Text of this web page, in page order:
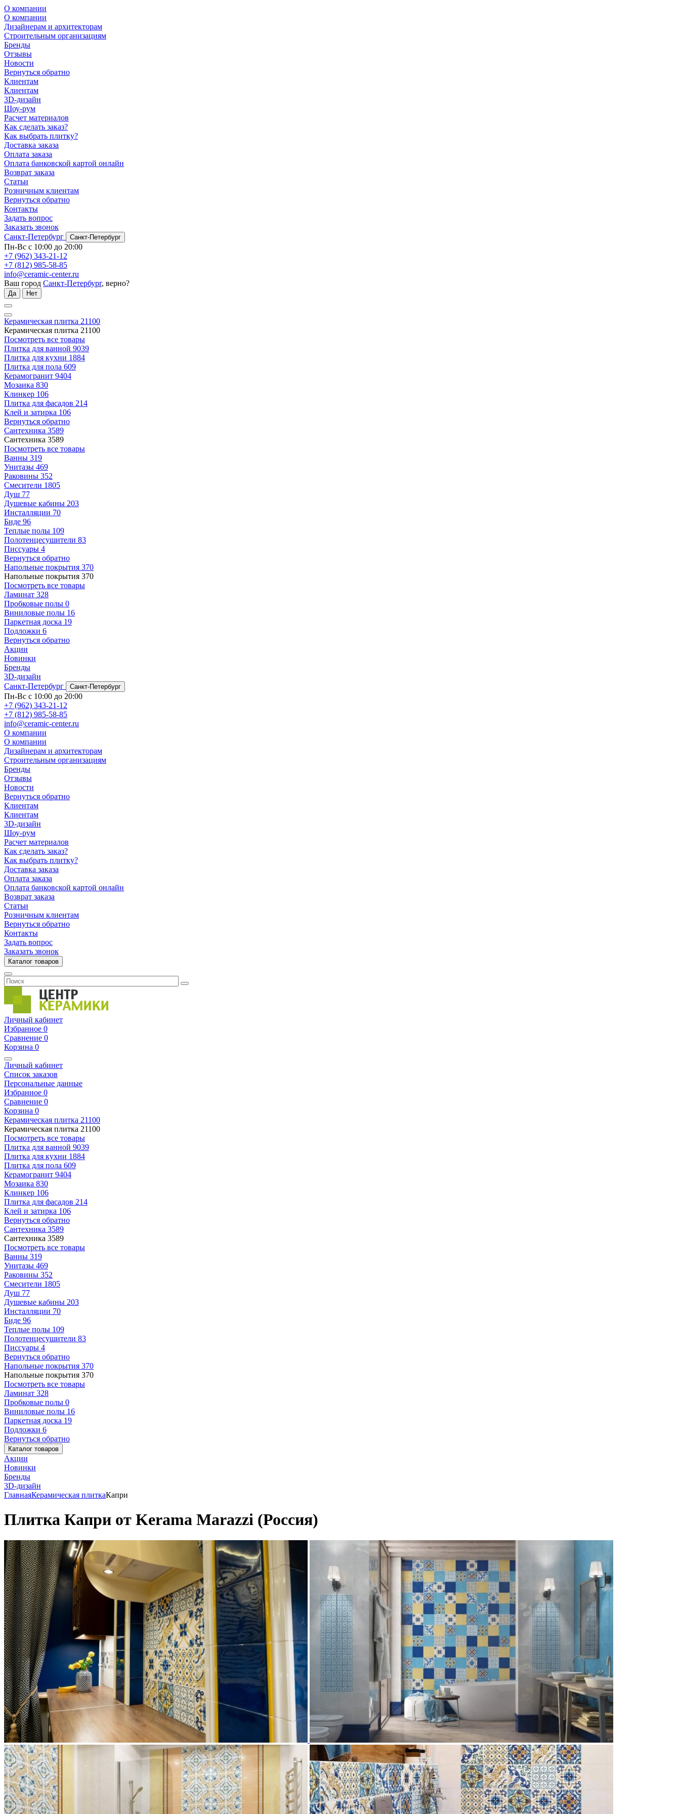
О компании
О компании
Дизайнерам и архитекторам
Строительным организациям
Бренды
Отзывы
Новости
Вернуться обратно
Клиентам
Клиентам
3D-дизайн
Шоу-рум
Расчет материалов
Как сделать заказ?
Как выбрать плитку?
Доставка заказа
Оплата заказа
Оплата банковской картой онлайн
Возврат заказа
Статьи
Розничным клиентам
Вернуться обратно
Контакты
Задать вопрос
Заказать звонок
Санкт-Петербург
Санкт-Петербург
Пн-Вс с 10:00 до 20:00
+7 (962) 343-21-12
+7 (812) 985-58-85
info@ceramic-center.ru
Ваш город Санкт-Петербург, верно?
Да Нет
Керамическая плитка 21100
Керамическая плитка 21100
Посмотреть все товары
Плитка для ванной 9039
Плитка для кухни 1884
Плитка для пола 609
Керамогранит 9404
Мозаика 830
Клинкер 106
Плитка для фасадов 214
Клей и затирка 106
Вернуться обратно
Сантехника 3589
Сантехника 3589
Посмотреть все товары
Ванны 319
Унитазы 469
Раковины 352
Смесители 1805
Душ 77
Душевые кабины 203
Инсталляции 70
Биде 96
Теплые полы 109
Полотенцесушители 83
Писсуары 4
Вернуться обратно
Напольные покрытия 370
Напольные покрытия 370
Посмотреть все товары
Ламинат 328
Пробковые полы 0
Виниловые полы 16
Паркетная доска 19
Подложки 6
Вернуться обратно
Акции
Новинки
Бренды
3D-дизайн
Санкт-Петербург
Санкт-Петербург
Пн-Вс с 10:00 до 20:00
+7 (962) 343-21-12
+7 (812) 985-58-85
info@ceramic-center.ru
О компании
О компании
Дизайнерам и архитекторам
Строительным организациям
Бренды
Отзывы
Новости
Вернуться обратно
Клиентам
Клиентам
3D-дизайн
Шоу-рум
Расчет материалов
Как сделать заказ?
Как выбрать плитку?
Доставка заказа
Оплата заказа
Оплата банковской картой онлайн
Возврат заказа
Статьи
Розничным клиентам
Вернуться обратно
Контакты
Задать вопрос
Заказать звонок
Каталог товаров
Личный кабинет
Избранное 0
Сравнение 0
Корзина 0
Личный кабинет
Список заказов
Персональные данные
Избранное 0
Сравнение 0
Корзина 0
Керамическая плитка 21100
Керамическая плитка 21100
Посмотреть все товары
Плитка для ванной 9039
Плитка для кухни 1884
Плитка для пола 609
Керамогранит 9404
Мозаика 830
Клинкер 106
Плитка для фасадов 214
Клей и затирка 106
Вернуться обратно
Сантехника 3589
Сантехника 3589
Посмотреть все товары
Ванны 319
Унитазы 469
Раковины 352
Смесители 1805
Душ 77
Душевые кабины 203
Инсталляции 70
Биде 96
Теплые полы 109
Полотенцесушители 83
Писсуары 4
Вернуться обратно
Напольные покрытия 370
Напольные покрытия 370
Посмотреть все товары
Ламинат 328
Пробковые полы 0
Виниловые полы 16
Паркетная доска 19
Подложки 6
Вернуться обратно
Каталог товаров
Акции
Новинки
Бренды
3D-дизайн
ГлавнаяКерамическая плиткаКапри
Плитка Капри от Kerama Marazzi (Россия)